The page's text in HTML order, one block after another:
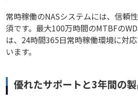
常時稼働のNASシステムには、信頼
須です。最大100万時間のMTBFの
は、24時間365日常時稼働環境に対
います。
優れたサポートと3年間の